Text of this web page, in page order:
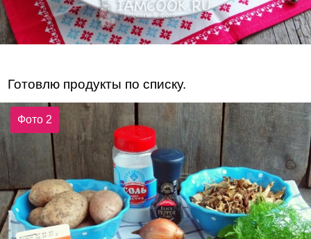
Готовлю продукты по списку.
Фото 2